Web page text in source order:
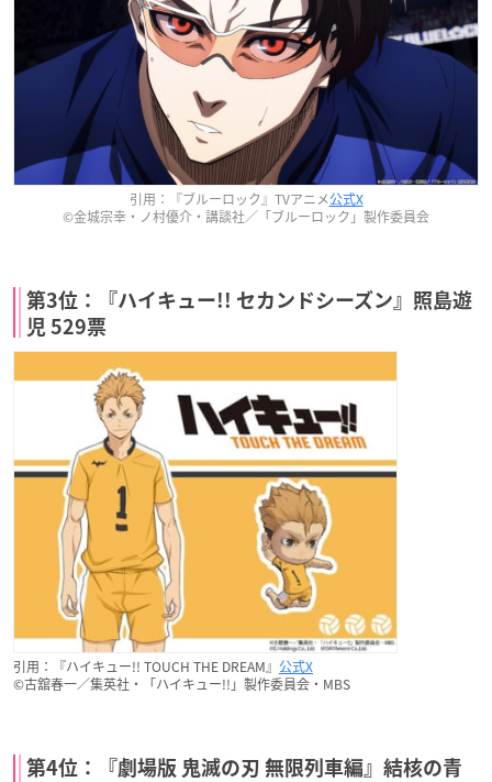
引用：『ブルーロック』TVアニメ公式X
©金城宗幸・ノ村優介・講談社／「ブルーロック」製作委員会
第3位：『ハイキュー!! セカンドシーズン』照島遊
児 529票
引用：『ハイキュー!! TOUCH THE DREAM』 公式X
©古舘春一／集英社・「ハイキュー!!」製作委員会・MBS
第4位：『劇場版 鬼滅の刃 無限列車編』結核の青